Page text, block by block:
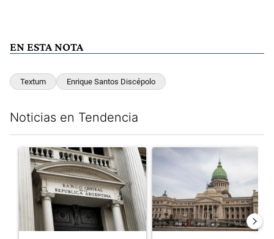
EN ESTA NOTA
Textum Enrique Santos Discépolo
Noticias en Tendencia
Un artículo de tendencia con el título "Las reservas del Banco
Un artículo de tendencia